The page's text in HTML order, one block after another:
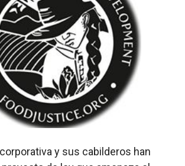
y sus cabilderos han